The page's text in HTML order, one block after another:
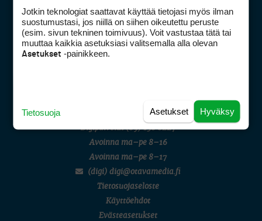
SM-KILPAILUT
SM-reikäpeli (M50/Kymen Golf)
FINNISH JUNIOR TOUR
7 (U18 ja U21/pojat/Tahko)
MID TOUR
Golfpiste mediakortti
Mediahinnasto
Tietoa verkon kävijöistä
Asiakaspalvelu
Digipalvelut(09) 156 6227
Avoinna ma–pe 8–16
Avoinna ma–pe 8–17
(digi) digi@otavamedia.fi
Tietosuojaseloste
Käyttöehdot
Evästeasetukset
Jotkin teknologiat saattavat käyttää tietojasi myös ilman
suostumustasi, jos niillä on siihen oikeutettu peruste
(esim. sivun tekninen toimivuus). Voit vastustaa tätä tai
muuttaa kaikkia asetuksiasi valitsemalla alla olevan
Asetukset -painikkeen.
Hyväksy
Asetukset
Tietosuoja